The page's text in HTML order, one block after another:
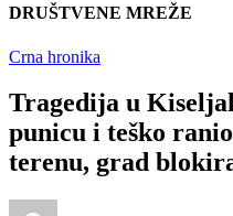
DRUŠTVENE MREŽE
Crna hronika
Tragedija u
punicu i teško
terenu, grad